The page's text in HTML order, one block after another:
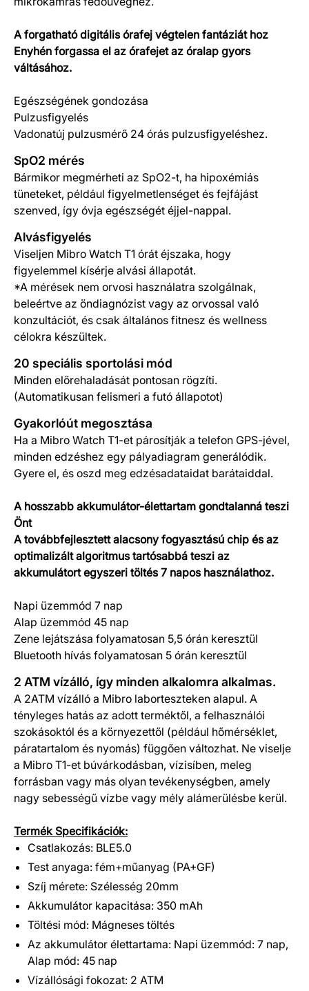
A forgatható digitális órafej végtelen fantáziát hoz
Enyhén forgassa el az órafejet az óralap gyors
váltásához.
Egészségének gondozása
Pulzusfigyelés
Vadonatúj pulzusmérő 24 órás pulzusfigyeléshez.
SpO2 mérés
Bármikor megmérheti az SpO2-t, ha hipoxémiás
tüneteket, például figyelmetlenséget és fejfájást
szenved, így óvja egészségét éjjel-nappal.
Alvásfigyelés
Viseljen Mibro Watch T1 órát éjszaka, hogy
figyelemmel kísérje alvási állapotát.
*A mérések nem orvosi használatra szolgálnak,
beleértve az öndiagnózist vagy az orvossal való
konzultációt, és csak általános fitnesz és wellness
célokra készültek.
20 speciális sportolási mód
Minden előrehaladását pontosan rögzíti.
(Automatikusan felismeri a futó állapotot)
Gyakorlóút megosztása
Ha a Mibro Watch T1-et párosítják a telefon GPS-jével,
minden edzéshez egy pályadiagram generálódik.
Gyere el, és oszd meg edzésadataidat barátaiddal.
A hosszabb akkumulátor-élettartam gondtalanná teszi
Önt
A továbbfejlesztett alacsony fogyasztású chip és az
optimalizált algoritmus tartósabbá teszi az
akkumulátort egyszeri töltés 7 napos használathoz.
Napi üzemmód 7 nap
Alap üzemmód 45 nap
Zene lejátszása folyamatosan 5,5 órán keresztül
Bluetooth hívás folyamatosan 5 órán keresztül
2 ATM vízálló, így minden alkalomra alkalmas.
A 2ATM vízálló a Mibro laborteszteken alapul. A
tényleges hatás az adott terméktől, a felhasználói
szokásoktól és a környezettől (például hőmérséklet,
páratartalom és nyomás) függően változhat. Ne viselje
a Mibro T1-et búvárkodásban, vízisíben, meleg
forrásban vagy más olyan tevékenységben, amely
nagy sebességű vízbe vagy mély alámerülésbe kerül.
Termék Specifikációk:
Csatlakozás: BLE5.0
Test anyaga: fém+műanyag (PA+GF)
Szíj mérete: Szélesség 20mm
Akkumulátor kapacitása: 350 mAh
Töltési mód: Mágneses töltés
Az akkumulátor élettartama: Napi üzemmód: 7 nap,
Alap mód: 45 nap
Vízállósági fokozat: 2 ATM